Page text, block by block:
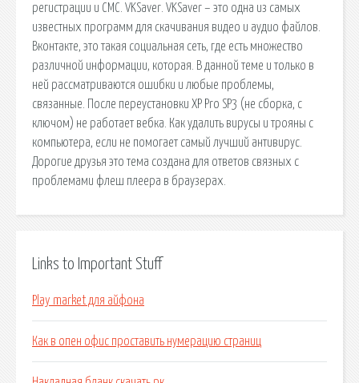
регистрации и СМС. VKSaver. VKSaver – это одна из самых
известных программ для скачивания видео и аудио файлов.
Вконтакте, это такая социальная сеть, где есть множество
различной информации, которая. В данной теме и только в
ней рассматриваются ошибки и любые проблемы,
связанные. После переустановки XP Pro SP3 (не сборка, с
ключом) не работает вебка. Как удалить вирусы и трояны с
компьютера, если не помогает самый лучший антивирус.
Дорогие друзья это тема создана для ответов связных с
проблемами флеш плеера в браузерах.
Links to Important Stuff
Play market для айфона
Как в опен офис проставить нумерацию страниц